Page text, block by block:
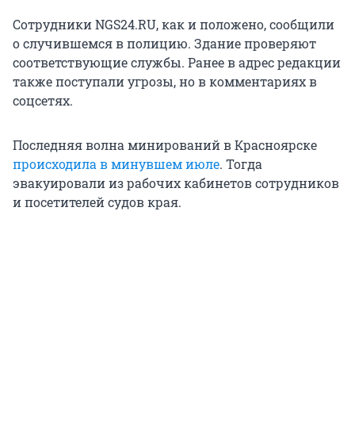
Сотрудники NGS24.RU, как и положено, сообщили
о случившемся в полицию. Здание проверяют
соответствующие службы. Ранее в адрес редакции
также поступали угрозы, но в комментариях в
соцсетях.
Последняя волна минирований в Красноярске
происходила в минувшем июле. Тогда
эвакуировали из рабочих кабинетов сотрудников
и посетителей судов края.